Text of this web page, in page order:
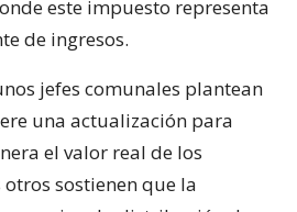
este impuesto representa
de ingresos.
jefes comunales plantean
una actualización para
el valor real de los
sostienen que la